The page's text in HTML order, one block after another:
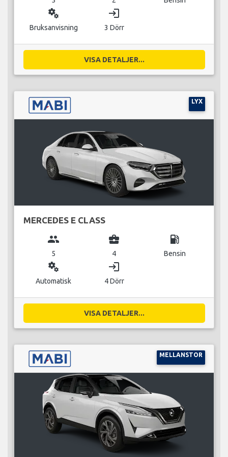
miscellaneous_services
Bruksanvisning
login
3 Dörr
VISA DETALJER...
LYX
MERCEDES E CLASS
group
5
business_center
4
local_gas_station
Bensin
miscellaneous_services
Automatisk
login
4 Dörr
VISA DETALJER...
MELLANSTOR